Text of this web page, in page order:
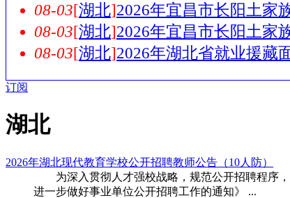
08-03[湖北]2026年宜昌市长阳土家
08-03[湖北]2026年宜昌市长阳土家
08-03[湖北]2026年湖北省就业援藏
订阅
湖北
2026年湖北现代教育学校公开招聘教师公告（10人防）
为深入贯彻人才强校战略，规范公开招聘程序，
进一步做好事业单位公开招聘工作的通知》 ...